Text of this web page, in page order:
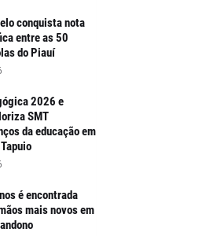
conquista nota
entre as 50
do Piauí
2026 e
SMT
da educação em
é encontrada
mais novos em